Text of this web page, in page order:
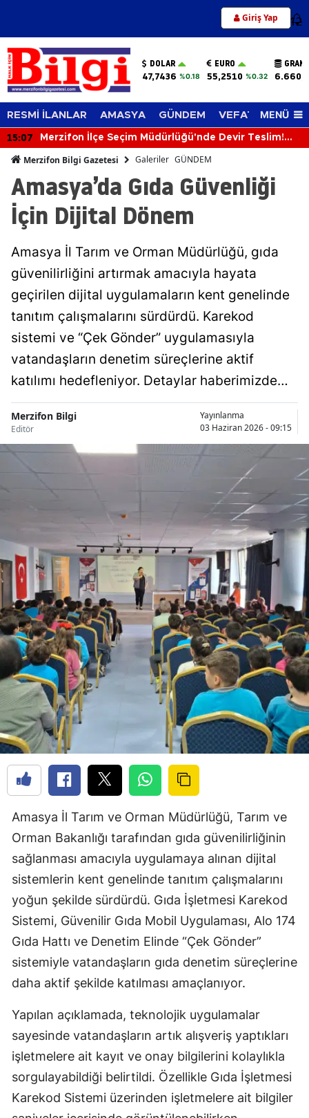
Giriş Yap 12
DOLAR
47,7436 %0.18
EURO
55,2510 %0.32
RESMİ İLANLAR AMASYA GÜNDEM VEFAT EDENLER
MENÜ
14:28
İlker Seven Pazartesi Mesaiye Başlıyor!
Merzifon Bilgi Gazetesi Galeriler GÜNDEM
Amasya’da Gıda Güvenliği
İçin Dijital Dönem
Amasya İl Tarım ve Orman Müdürlüğü, gıda
güvenilirliğini artırmak amacıyla hayata
geçirilen dijital uygulamaların kent genelinde
tanıtım çalışmalarını sürdürdü. Karekod
sistemi ve “Çek Gönder” uygulamasıyla
vatandaşların denetim süreçlerine aktif
katılımı hedefleniyor. Detaylar haberimizde…
Merzifon Bilgi
Editör
Yayınlanma
03 Haziran 2026 - 09:15
Amasya İl Tarım ve Orman Müdürlüğü, Tarım ve
Orman Bakanlığı tarafından gıda güvenilirliğinin
sağlanması amacıyla uygulamaya alınan dijital
sistemlerin kent genelinde tanıtım çalışmalarını
yoğun şekilde sürdürdü. Gıda İşletmesi Karekod
Sistemi, Güvenilir Gıda Mobil Uygulaması, Alo 174
Gıda Hattı ve Denetim Elinde “Çek Gönder”
sistemiyle vatandaşların gıda denetim süreçlerine
daha aktif şekilde katılması amaçlanıyor.
Yapılan açıklamada, teknolojik uygulamalar
sayesinde vatandaşların artık alışveriş yaptıkları
işletmelere ait kayıt ve onay bilgilerini kolaylıkla
sorgulayabildiği belirtildi. Özellikle Gıda İşletmesi
Karekod Sistemi üzerinden işletmelere ait bilgiler